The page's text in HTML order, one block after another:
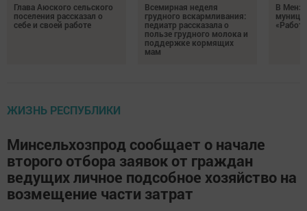
Глава Аюского сельского
поселения рассказал о
себе и своей работе
Всемирная неделя
грудного вскармливания:
педиатр рассказала о
пользе грудного молока и
поддержке кормящих
мам
В
ЖИЗНЬ РЕСПУБЛИКИ
Минсельхозпрод сообщает о начале
второго отбора заявок от граждан
ведущих личное подсобное хозяйство на
возмещение части затрат